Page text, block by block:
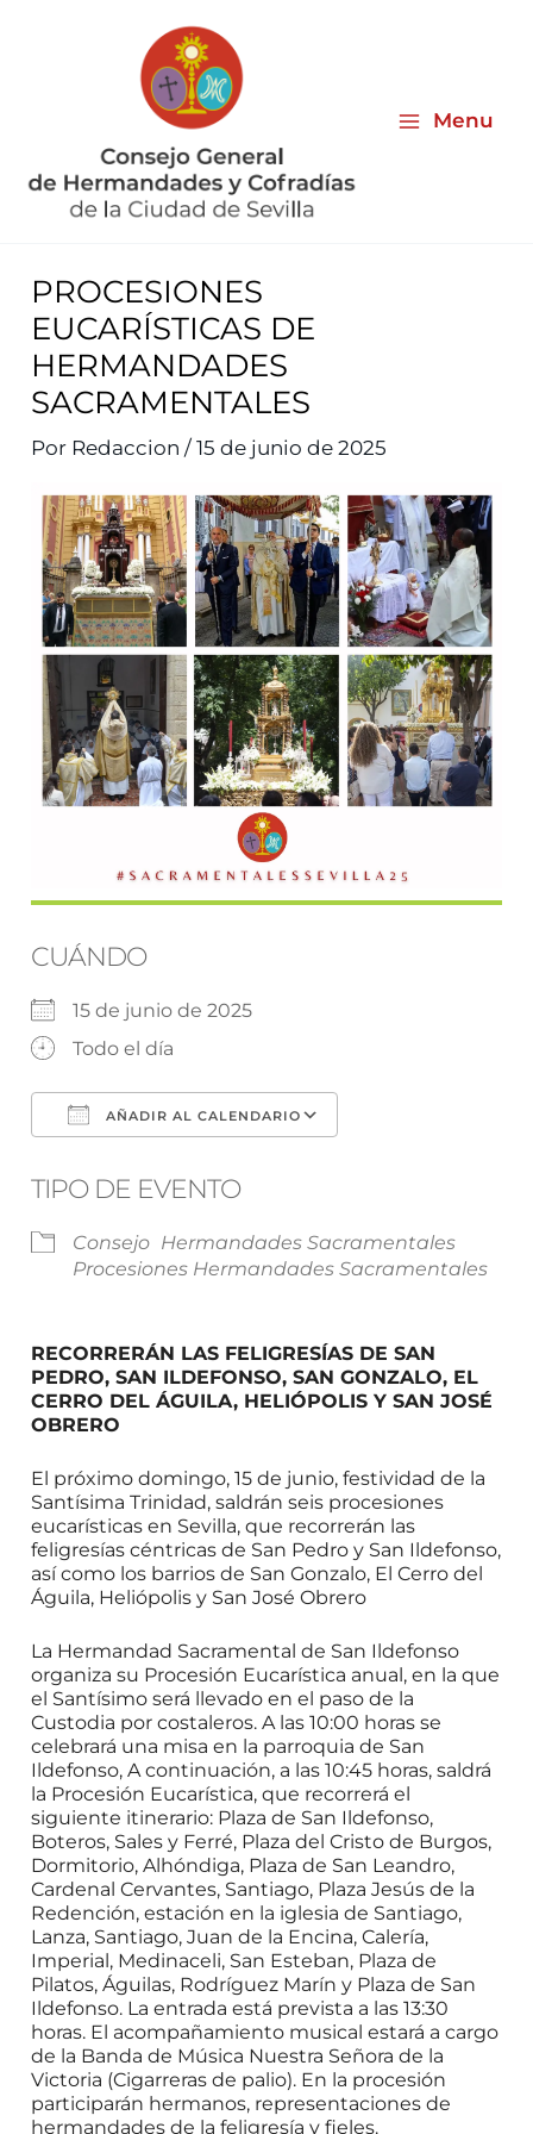
Menu
PROCESIONES
EUCARÍSTICAS DE
HERMANDADES
SACRAMENTALES
Por Redaccion/15 de junio de 2025
CUÁNDO
15 de junio de 2025
Todo el día
AÑADIR AL CALENDARIO
TIPO DE EVENTO
Consejo Hermandades Sacramentales
Procesiones Hermandades Sacramentales
RECORRERÁN LAS FELIGRESÍAS DE SAN
PEDRO, SAN ILDEFONSO, SAN GONZALO, EL
CERRO DEL ÁGUILA, HELIÓPOLIS Y SAN JOSÉ
OBRERO
El próximo domingo, 15 de junio, festividad de la
Santísima Trinidad, saldrán seis procesiones
eucarísticas en Sevilla, que recorrerán las
feligresías céntricas de San Pedro y San Ildefonso,
así como los barrios de San Gonzalo, El Cerro del
Águila, Heliópolis y San José Obrero
La Hermandad Sacramental de San Ildefonso
organiza su Procesión Eucarística anual, en la que
el Santísimo será llevado en el paso de la
Custodia por costaleros. A las 10:00 horas se
celebrará una misa en la parroquia de San
Ildefonso, A continuación, a las 10:45 horas, saldrá
la Procesión Eucarística, que recorrerá el
siguiente itinerario: Plaza de San Ildefonso,
Boteros, Sales y Ferré, Plaza del Cristo de Burgos,
Dormitorio, Alhóndiga, Plaza de San Leandro,
Cardenal Cervantes, Santiago, Plaza Jesús de la
Redención, estación en la iglesia de Santiago,
Lanza, Santiago, Juan de la Encina, Calería,
Imperial, Medinaceli, San Esteban, Plaza de
Pilatos, Águilas, Rodríguez Marín y Plaza de San
Ildefonso. La entrada está prevista a las 13:30
horas. El acompañamiento musical estará a cargo
de la Banda de Música Nuestra Señora de la
Victoria (Cigarreras de palio). En la procesión
participarán hermanos, representaciones de
hermandades de la feligresía y fieles.